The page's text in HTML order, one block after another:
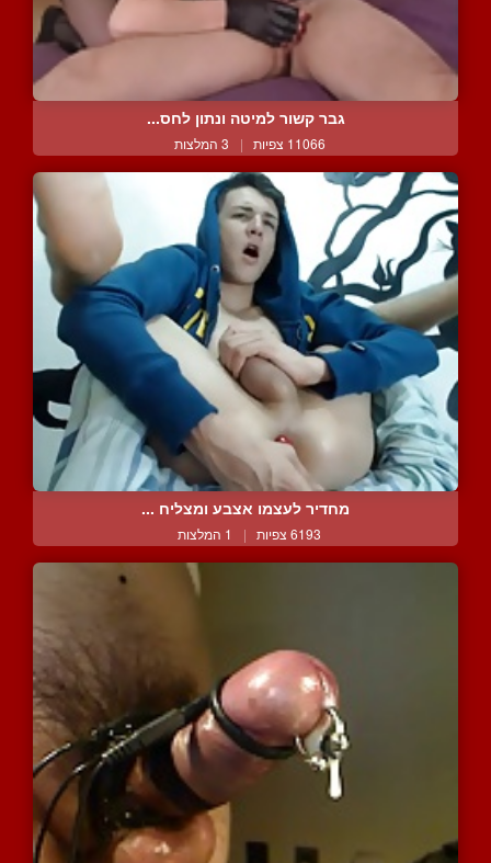
גבר קשור למיטה ונתון לחס...
11066 צפיות | 3 המלצות
מחדיר לעצמו אצבע ומצליח ...
6193 צפיות | 1 המלצות